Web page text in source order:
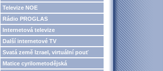
Televize NOE
Rádio PROGLAS
Internetová televize
Další internetové TV
Svatá země Izrael, virtuální pouť
Matice cyrilometodějská